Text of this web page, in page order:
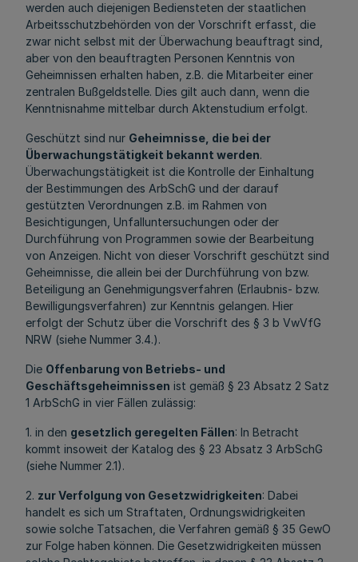
werden auch diejenigen Bediensteten der staatlichen
Arbeitsschutzbehörden von der Vorschrift erfasst, die
zwar nicht selbst mit der Überwachung beauftragt sind,
aber von den beauftragten Personen Kenntnis von
Geheimnissen erhalten haben, z.B. die Mitarbeiter einer
zentralen Bußgeldstelle. Dies gilt auch dann, wenn die
Kenntnisnahme mittelbar durch Aktenstudium erfolgt.
Geschützt sind nur Geheimnisse, die bei der
Überwachungstätigkeit bekannt werden.
Überwachungstätigkeit ist die Kontrolle der Einhaltung
der Bestimmungen des ArbSchG und der darauf
gestützten Verordnungen z.B. im Rahmen von
Besichtigungen, Unfalluntersuchungen oder der
Durchführung von Programmen sowie der Bearbeitung
von Anzeigen. Nicht von dieser Vorschrift geschützt sind
Geheimnisse, die allein bei der Durchführung von bzw.
Beteiligung an Genehmigungsverfahren (Erlaubnis- bzw.
Bewilligungsverfahren) zur Kenntnis gelangen. Hier
erfolgt der Schutz über die Vorschrift des § 3 b VwVfG
NRW (siehe Nummer 3.4.).
Die Offenbarung von Betriebs- und
Geschäftsgeheimnissen ist gemäß § 23 Absatz 2 Satz
1 ArbSchG in vier Fällen zulässig:
1. in den gesetzlich geregelten Fällen: In Betracht
kommt insoweit der Katalog des § 23 Absatz 3 ArbSchG
(siehe Nummer 2.1).
2. zur Verfolgung von Gesetzwidrigkeiten: Dabei
handelt es sich um Straftaten, Ordnungswidrigkeiten
sowie solche Tatsachen, die Verfahren gemäß § 35 GewO
zur Folge haben können. Die Gesetzwidrigkeiten müssen